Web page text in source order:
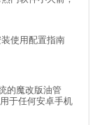
装使用配置指南
的魔改版油管
于任何安卓手机